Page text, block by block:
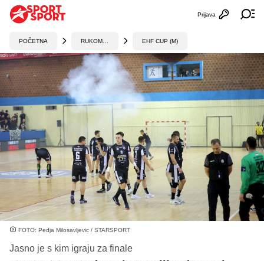
Otvori
Prijava
POČETNA EHF CUP (M)
FOTO: Pedja Milosavljevic / STARSPORT
Jasno je s kim igraju za finale